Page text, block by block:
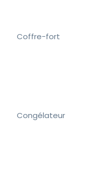
Coffre-fort
Congélateur